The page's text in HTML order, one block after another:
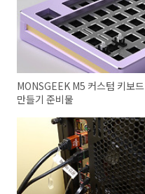
MONSGEEK M5 커스텀 키보드
만들기 준비물